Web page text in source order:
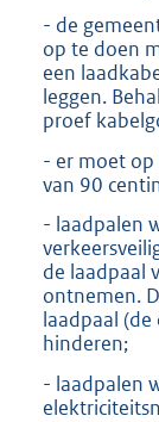
- de
op te doen
een
leggen.
proef
- er moet
van 90
- laadpalen
de laadpaal
ontnemen.
laadpaal
hinderen;
- laadpalen